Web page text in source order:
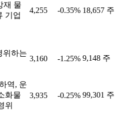
재 물
기업
4,255 -0.35% 18,657 주
위하는
3,160 -1.25% 9,148 주
역, 운
화물
위
3,935 -0.25% 99,301 주